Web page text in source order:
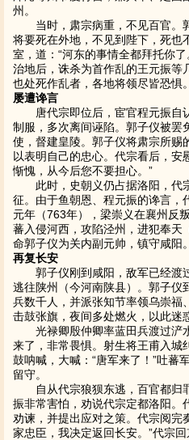
州。
当时，肃宗病重，不见百官。郭
将要死在外地，不见到陛下，死也
室，道：“河东的事情全都拜托你
治地后，诛杀为首作乱的王元振等
也处死作乱者，各地将领尽皆恐惧。
屡遭谗言
唐代宗即位后，宦官程元振自
制服，多次离间诬陷。郭子仪被罢
使，督建皇陵。郭子仪将肃宗所赐
以表明自己的忠心。代宗看后，安
惭愧，从今后您不要担心。”
此时，史朝义仍占据洛阳，代
征。由于鱼朝恩、程元振的谗言，
元年（763年），梁崇义在襄州反
蕃入侵河西，攻陷泾州，进犯奉天
命郭子仪为关内副元帅，镇守咸阳。
再复长安
郭子仪刚到咸阳，敌军已经渡
逃往陕州（今河南陕县）。郭子仪
兵数千人，并派张知节率领乌崇福
击鼓张旗，夜间多处燃火，以此迷
光禄卿殷仲卿率蓝田兵渡过浐
来了，非常畏惧。射生将王甫入城
鼓呐喊，大喊：“唐军来了！”吐蕃
留守。
自从代宗狼狈东逃，百官都归
振非常害怕，劝说代宗定都洛阳。
劝谏，并提出应对之策。代宗阅完
家忠臣，我决定返回长安。”代宗